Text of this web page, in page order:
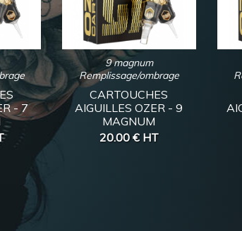
- 7
9 magnum
Remplissage/ombrage
CARTOUCHES
AIGUILLES OZER - 9
MAGNUM
20.00 € HT